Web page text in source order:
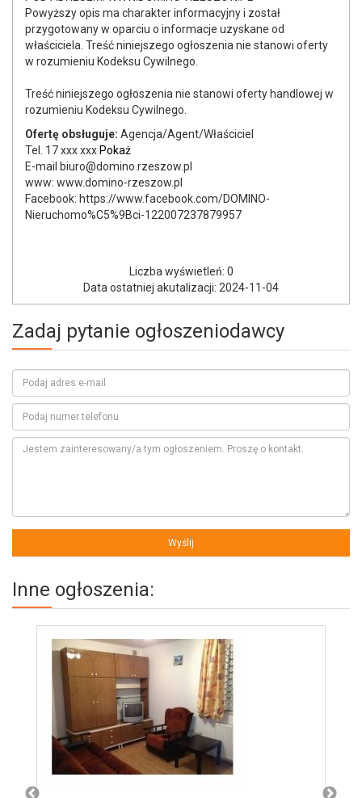
Powyższy opis ma charakter informacyjny i został
przygotowany w oparciu o informacje uzyskane od
właściciela. Treść niniejszego ogłoszenia nie stanowi oferty
w rozumieniu Kodeksu Cywilnego.
Treść niniejszego ogłoszenia nie stanowi oferty handlowej w
rozumieniu Kodeksu Cywilnego.
Ofertę obsługuje: Agencja/Agent/Właściciel
Tel. 17 xxx xxx Pokaż
E-mail biuro@domino.rzeszow.pl
www: www.domino-rzeszow.pl
Facebook: https://www.facebook.com/DOMINO-
Nieruchomo%C5%9Bci-122007237879957
Liczba wyświetleń: 0
Data ostatniej akutalizacji: 2024-11-04
Zadaj pytanie ogłoszeniodawcy
Inne ogłoszenia: